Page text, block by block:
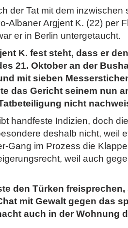
der Tat mit dem
Albaner Argjent K. (22) per
er in Berlin untergetaucht.
K. fest steht, dass er
21. Oktober an der
mit sieben
das Gericht seinem nun
nicht
handfeste Indizien, doch
deshalb nicht, weil
Gang im Prozess die
weil auch
den Türken freisprechen,
mit Gewalt gegen das
auch in der Wohnung